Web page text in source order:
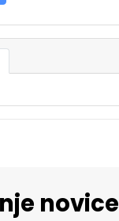
novice